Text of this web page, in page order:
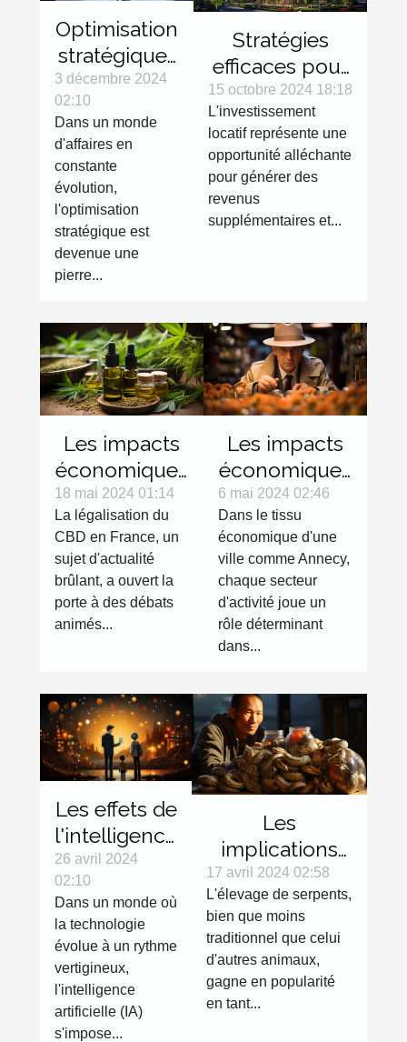
Optimisation
stratégique :
exploiter les
données
d'entreprises
pour croître
3 décembre 2024
02:10
Dans un monde
d'affaires en
constante
évolution,
l'optimisation
stratégique est
devenue une
pierre...
Stratégies
efficaces pour
optimiser la
rentabilité
d'un
investissement
locatif
15 octobre 2024 18:18
L'investissement
locatif représente une
opportunité alléchante
pour générer des
revenus
supplémentaires et...
Les impacts
économiques
de la
légalisation
du CBD sur le
marché
français
18 mai 2024 01:14
La légalisation du
CBD en France, un
sujet d'actualité
brûlant, a ouvert la
porte à des débats
animés...
Les impacts
économiques
du secteur de
la détective
privé sur les
entreprises
locales à
Annecy
6 mai 2024 02:46
Dans le tissu
économique d'une
ville comme Annecy,
chaque secteur
d'activité joue un
rôle déterminant
dans...
Les effets de
l'intelligence
artificielle
sur les
petites
entreprises
en France
26 avril 2024
02:10
Dans un monde où
la technologie
évolue à un rythme
vertigineux,
l'intelligence
artificielle (IA)
s'impose...
Les
implications
économiques
de l'élevage de
serpents pour
la
consommation
humaine
17 avril 2024 02:58
L'élevage de serpents,
bien que moins
traditionnel que celui
d'autres animaux,
gagne en popularité
en tant...